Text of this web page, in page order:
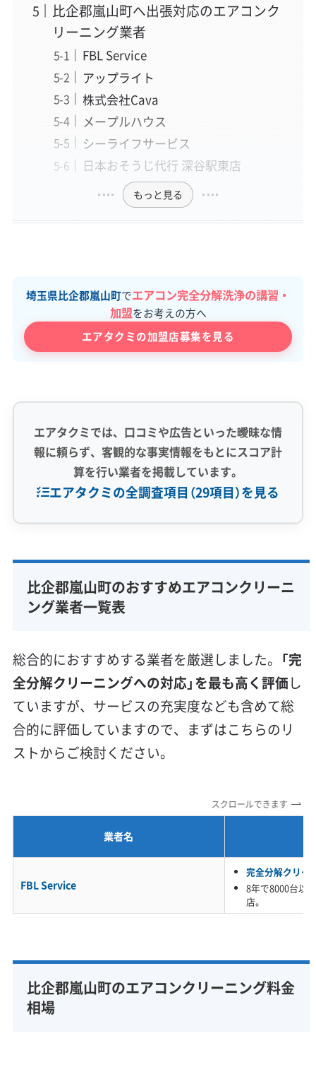
比企郡嵐山町へ出張対応のエアコンク
リーニング業者
FBL Service
アップライト
株式会社Cava
メープルハウス
シーライフサービス
日本おそうじ代行 深谷駅東店
もっと見る
埼玉県比企郡嵐山町でエアコン完全分解洗浄の講習・
加盟をお考えの方へ
エアタクミの加盟店募集を見る
エアタクミでは、口コミや広告といった曖昧な情
報に頼らず、客観的な事実情報をもとにスコア計
算を行い業者を掲載しています。
エアタクミの全調査項目（29項目）を見る
完全分解洗浄 部分クリーニング
実績10年以上
資格保有スタッフ
家庭用エアコン
保証付き アフターフォロー
女性スタッフ在籍
エコ洗剤使用
アレルギー対策
ハウスダスト除去
利便性・サービス (12)
年末年始対応
防カビ・抗菌 消臭処理 防汚コーティング
比企郡嵐山町のおすすめエアコンクリーニ
ング業者一覧表
総合的におすすめする業者を厳選しました。 「完
全分解クリーニングへの対応」を最も高く評価し
ていますが、サービスの充実度なども含めて総
合的に評価していますので、まずはこちらのリ
ストからご検討ください。
スクロールできます
業者名
FBL Service
完全分解クリー
8年で8000台以
店。
比企郡嵐山町のエアコンクリーニング料金
相場